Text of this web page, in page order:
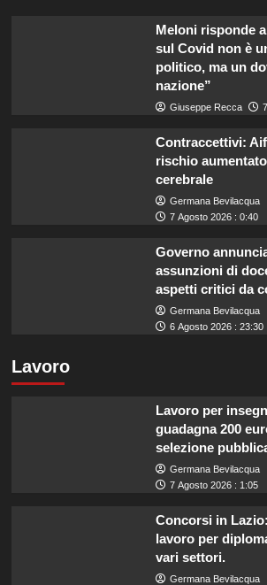
Meloni risponde
sul Covid non è
politico, ma un
nazione”
Giuseppe Recca
Contraccettivi:
rischio
cerebrale
Germana Bevilacqua
7 Agosto 2026 : 0:40
Governo
assunzioni di
aspetti critici da
Germana Bevilacqua
6 Agosto 2026 : 23:30
Lavoro
Lavoro per
guadagna 200
selezione
Germana Bevilacqua
7 Agosto 2026 : 1:05
Concorsi in
lavoro per
vari settori.
Germana Bevilacqua